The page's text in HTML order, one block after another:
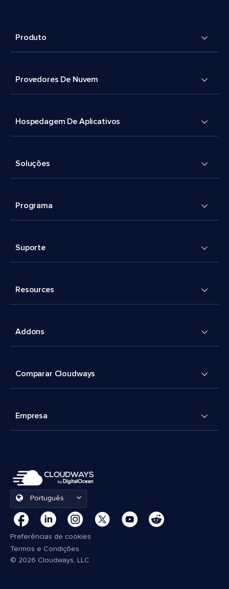
Produto
Provedores De Nuvem
Hospedagem De Aplicativos
Soluções
Programa
Suporte
Resources
Addons
Comparar Cloudways
Empresa
Português
Preferências de cookies
Termos e Condições
© 2026 Cloudways, LLC